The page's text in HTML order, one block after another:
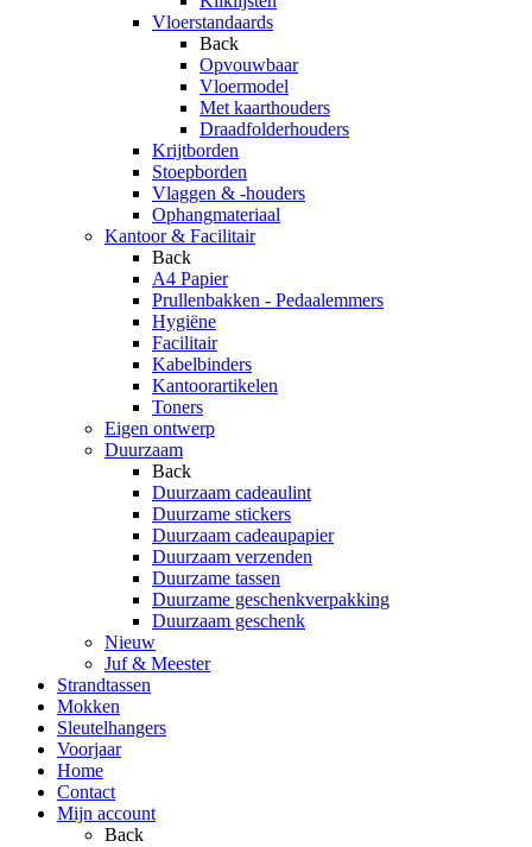
Vloerstandaards
Back
Opvouwbaar
Vloermodel
Met kaarthouders
Draadfolderhouders
Krijtborden
Stoepborden
Vlaggen & -houders
Ophangmateriaal
Kantoor & Facilitair
Back
A4 Papier
Prullenbakken - Pedaalemmers
Hygiëne
Facilitair
Kabelbinders
Kantoorartikelen
Toners
Eigen ontwerp
Duurzaam
Back
Duurzaam cadeaulint
Duurzame stickers
Duurzaam cadeaupapier
Duurzaam verzenden
Duurzame tassen
Duurzame geschenkverpakking
Duurzaam geschenk
Nieuw
Juf & Meester
Strandtassen
Mokken
Sleutelhangers
Voorjaar
Home
Contact
Mijn account
Back